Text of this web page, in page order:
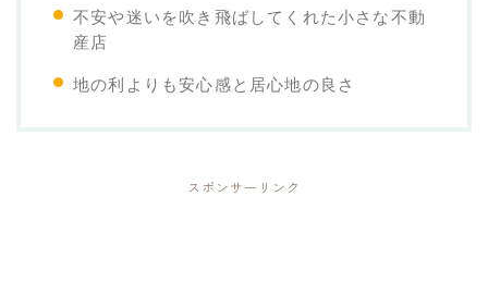
不安や迷いを吹き飛ばしてくれた小さな不動
産店
地の利よりも安心感と居心地の良さ
スポンサーリンク